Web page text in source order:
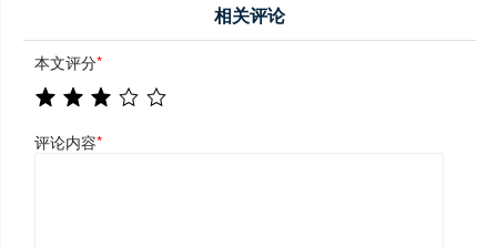
相关评论
本文评分*
评论内容*